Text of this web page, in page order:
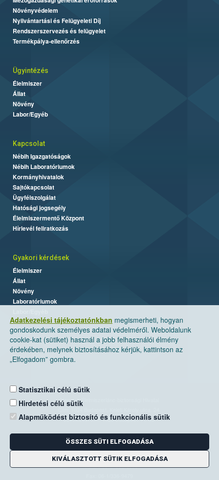
Adatkezelési tájékoztatónkban megismerheti, hogyan
gondoskodunk személyes adatai védelméről. Weboldalunk
cookie-kat (sütiket) használ a jobb felhasználói élmény
érdekében, melynek biztosításához kérjük, kattintson az
„Elfogadom” gombra.
Statisztikai célú sütik
Hirdetési célú sütik
Alapműködést biztosító és funkcionális sütik
ÖSSZES SÜTI ELFOGADÁSA
KIVÁLASZTOTT SÜTIK ELFOGADÁSA
Növényvédelem
Nyilvántartási és Felügyeleti Díj
Rendszerszervezés és felügyelet
Termékpálya-ellenőrzés
Ügyintézés
Élelmiszer
Állat
Növény
Labor/Egyéb
Kapcsolat
Nébih Igazgatóságok
Nébih Laboratóriumok
Kormányhivatalok
Sajtókapcsolat
Ügyfélszolgálat
Hatósági jogsegély
Élelmiszermentő Központ
Hírlevél feliratkozás
Gyakori kérdések
Élelmiszer
Állat
Növény
Laboratóriumok
Nemzeti Élelmiszerlánc-biztonsági Hivatal
Levelezési cím: 1525 Budapest. Pf. 30.
E-mail:ugyfelszolgalat@nebih.gov.hu
Zöld szám: 06-80/263-244
Telefon: 06-1/ 336-9000